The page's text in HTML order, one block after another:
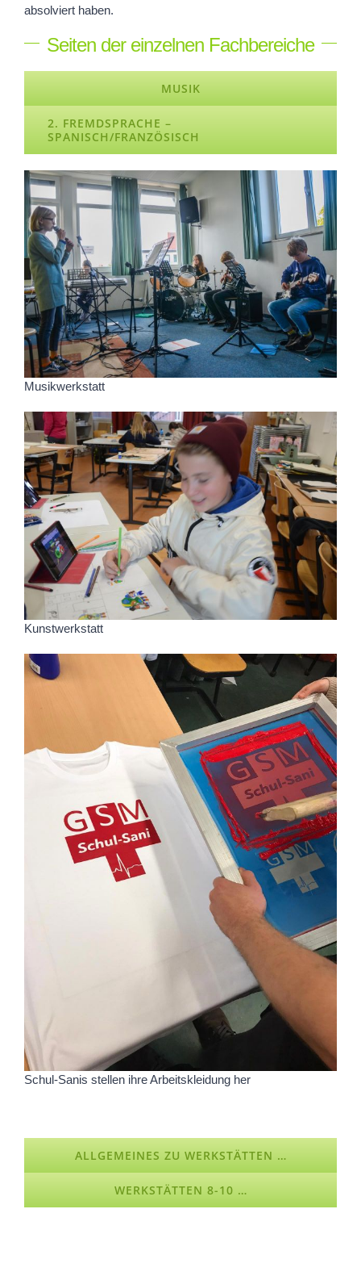
absolviert haben.
Seiten der einzelnen Fachbereiche
MUSIK
2. FREMDSPRACHE –
SPANISCH/FRANZÖSISCH
Musikwerkstatt
Kunstwerkstatt
Schul-Sanis stellen ihre Arbeitskleidung her
ALLGEMEINES ZU WERKSTÄTTEN …
WERKSTÄTTEN 8-10 …